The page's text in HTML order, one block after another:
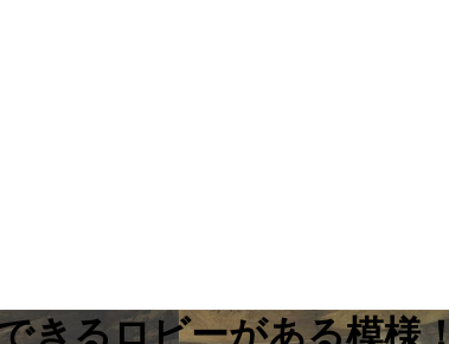
きるロビーがある模